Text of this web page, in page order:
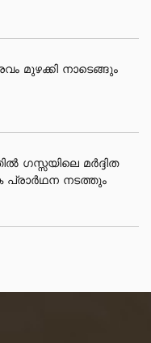
മുഴക്കി നാടെങ്ങും
ഗസ്സയിലെ മർദ്ദിത
പ്രാർഥന നടത്തും